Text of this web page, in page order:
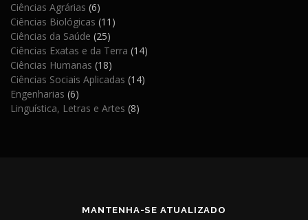
Ciências Agrárias (6)
Ciências Biológicas (11)
Ciências da Saúde (25)
Ciências Exatas e da Terra (14)
Ciências Humanas (18)
Ciências Sociais Aplicadas (14)
Engenharias (6)
Linguística, Letras e Artes (8)
MANTENHA-SE ATUALIZADO